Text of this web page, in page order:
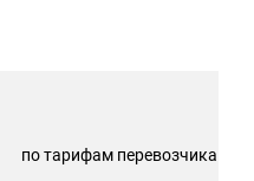
по тарифам перевозчика